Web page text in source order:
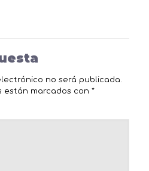
no será publicada.
están marcados con *